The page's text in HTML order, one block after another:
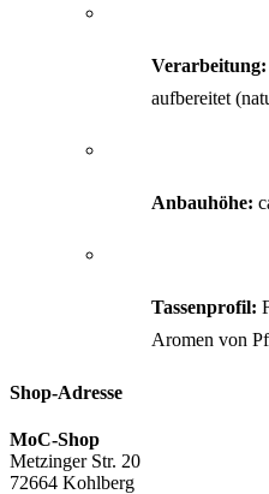
Verarbeitung:
aufbereitet
Anbauhöhe:
Tassenprofil:
Aromen von
Shop-Adresse
MoC-Shop
Metzinger Str. 20
72664 Kohlberg